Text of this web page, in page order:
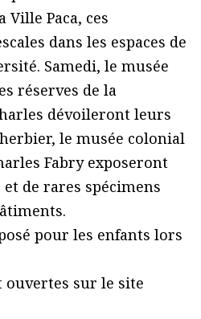
Ville Paca, ces
dans les espaces de
Samedi, le musée
réserves de la
dévoileront leurs
le musée colonial
Fabry exposeront
de rares spécimens
pour les enfants lors
sur le site